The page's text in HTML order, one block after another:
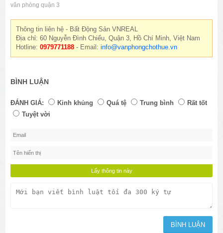
văn phòng quận 3
Thông tin liên hệ - Bất Động Sản VNREAL
Địa chỉ: 60 Nguyễn Đình Chiểu, Quận 3, Hồ Chí Minh, Việt Nam
Hotline:0979771188 - Email:info@vanphongchothue.vn
BÌNH LUẬN
ĐÁNH GIÁ: Kinh khủng Quá tệ Trung bình
Rất tốt
Tuyệt vời